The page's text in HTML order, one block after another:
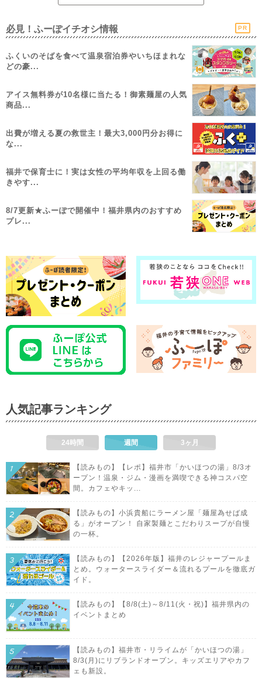
必見！ふーぽイチオシ情報 PR
ふくいのそばを食べて温泉宿泊券やいちほまれな
どの豪...
アイス無料券が10名様に当たる！御素麺屋の人気
商品...
出費が増える夏の救世主！最大3,000円分お得に
な...
福井で保育士に！実は女性の平均年収を上回る働
きやす...
8/7更新★ふーぽで開催中！福井県内のおすすめ
プレ...
人気記事ランキング
24時間 週間 3ヶ月
【読みもの】【レポ】福井市「かいほつの湯」8/3オ
ープン！温泉・ジム・漫画を満喫できる神コスパ空
間。カフェやキッ...
【読みもの】小浜貴船にラーメン屋「麺屋為せば成
る」がオープン！ 自家製麺とこだわりスープが自慢
の一杯。
【読みもの】【2026年版】福井のレジャープールま
とめ。ウォータースライダー＆流れるプールを徹底ガ
イド。
【読みもの】【8/8(土)～8/11(火・祝)】福井県内の
イベントまとめ
【読みもの】福井市・リライムが「かいほつの湯」
8/3(月)にリブランドオープン。キッズエリアやカフ
ェも新設。